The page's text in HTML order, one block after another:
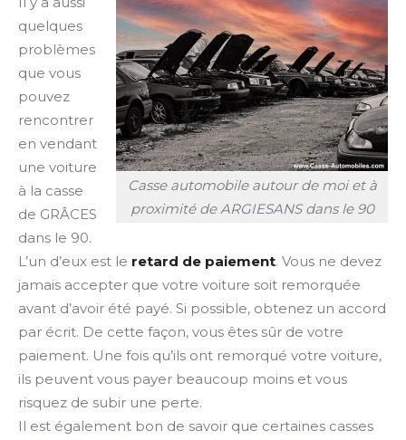
Casse automobile autour de moi et à
proximité de ARGIESANS dans le 90
quelques
problèmes
que vous
pouvez
rencontrer
en vendant
une voiture
à la casse
de GRÂCES
dans le 90.
L’un d’eux est le retard de paiement. Vous ne devez
jamais accepter que votre voiture soit remorquée
avant d’avoir été payé. Si possible, obtenez un accord
par écrit. De cette façon, vous êtes sûr de votre
paiement. Une fois qu’ils ont remorqué votre voiture,
ils peuvent vous payer beaucoup moins et vous
risquez de subir une perte.
Il est également bon de savoir que certaines casses